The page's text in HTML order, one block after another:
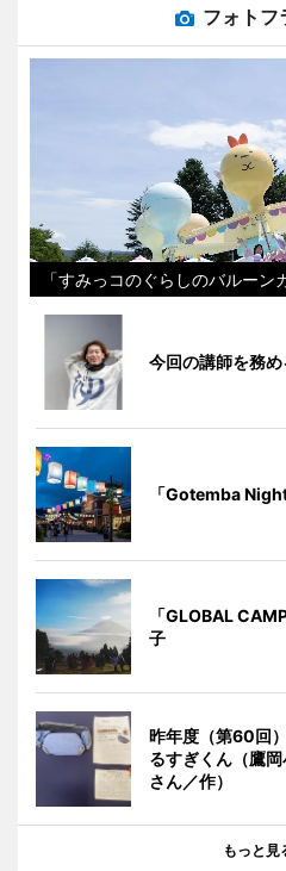
フォトフ
「すみっコのぐらしのバルーン
今回の講師を務
「Gotemba
「GLOBAL
子
昨年度（第60回
るすぎくん（鷹
さん／作）
もっと見